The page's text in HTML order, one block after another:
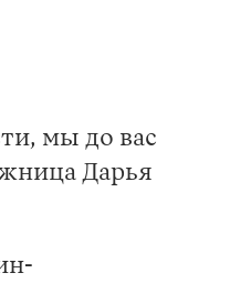
мы до вас
Дарья